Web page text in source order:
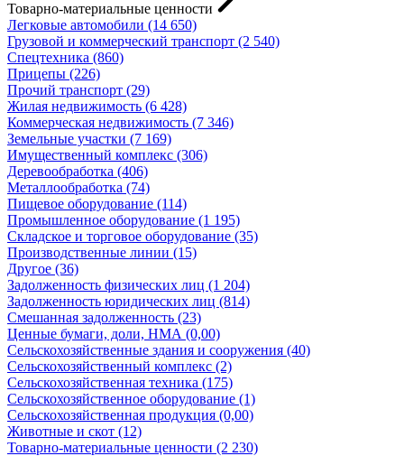
Товарно-материальные ценности
Легковые автомобили (14 650)
Грузовой и коммерческий транспорт (2 540)
Спецтехника (860)
Прицепы (226)
Прочий транспорт (29)
Жилая недвижимость (6 428)
Коммерческая недвижимость (7 346)
Земельные участки (7 169)
Имущественный комплекс (306)
Деревообработка (406)
Металлообработка (74)
Пищевое оборудование (114)
Промышленное оборудование (1 195)
Складское и торговое оборудование (35)
Производственные линии (15)
Другое (36)
Задолженность физических лиц (1 204)
Задолженность юридических лиц (814)
Смешанная задолженность (23)
Ценные бумаги, доли, НМА (0,00)
Сельскохозяйственные здания и сооружения (40)
Сельскохозяйственный комплекс (2)
Сельскохозяйственная техника (175)
Сельскохозяйственное оборудование (1)
Сельскохозяйственная продукция (0,00)
Животные и скот (12)
Товарно-материальные ценности (2 230)